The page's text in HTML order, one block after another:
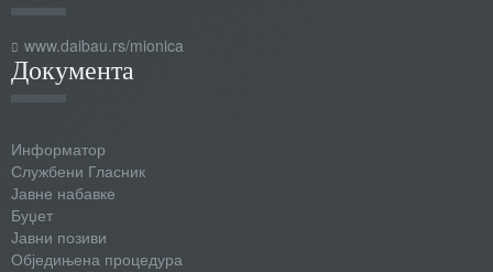
www.daibau.rs/mionica
Документа
Информатор
Службени Гласник
Јавне набавке
Буџет
Јавни позиви
Обједињена процедура